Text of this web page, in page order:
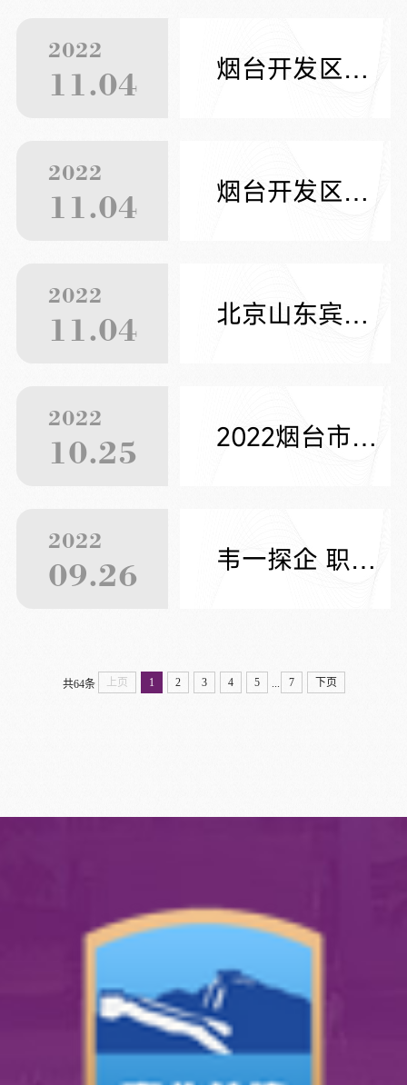
2022
11.04 烟台开发区业达集团半山酒店（开发区疫情指挥部、国企）招聘信息
2022
11.04 烟台开发区业达国际会展有限公司（国有企业）招聘信息
2022
11.04 北京山东宾馆简介及招聘简章
2022
10.25 2022烟台市驻烟高校行云聘会活动开始了
2022
09.26 韦一探企 职等你来
共64条 上页 1 2 3 4 5 ... 7 下页